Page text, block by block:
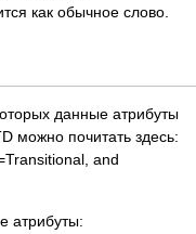
как обычное слово.
данные атрибуты
можно почитать здесь:
and
атрибуты: